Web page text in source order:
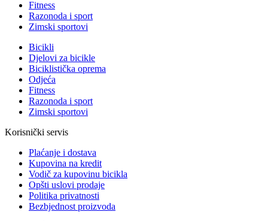
Fitness
Razonoda i sport
Zimski sportovi
Bicikli
Djelovi za bicikle
Biciklistička oprema
Odjeća
Fitness
Razonoda i sport
Zimski sportovi
Korisnički servis
Plaćanje i dostava
Kupovina na kredit
Vodič za kupovinu bicikla
Opšti uslovi prodaje
Politika privatnosti
Bezbjednost proizvoda